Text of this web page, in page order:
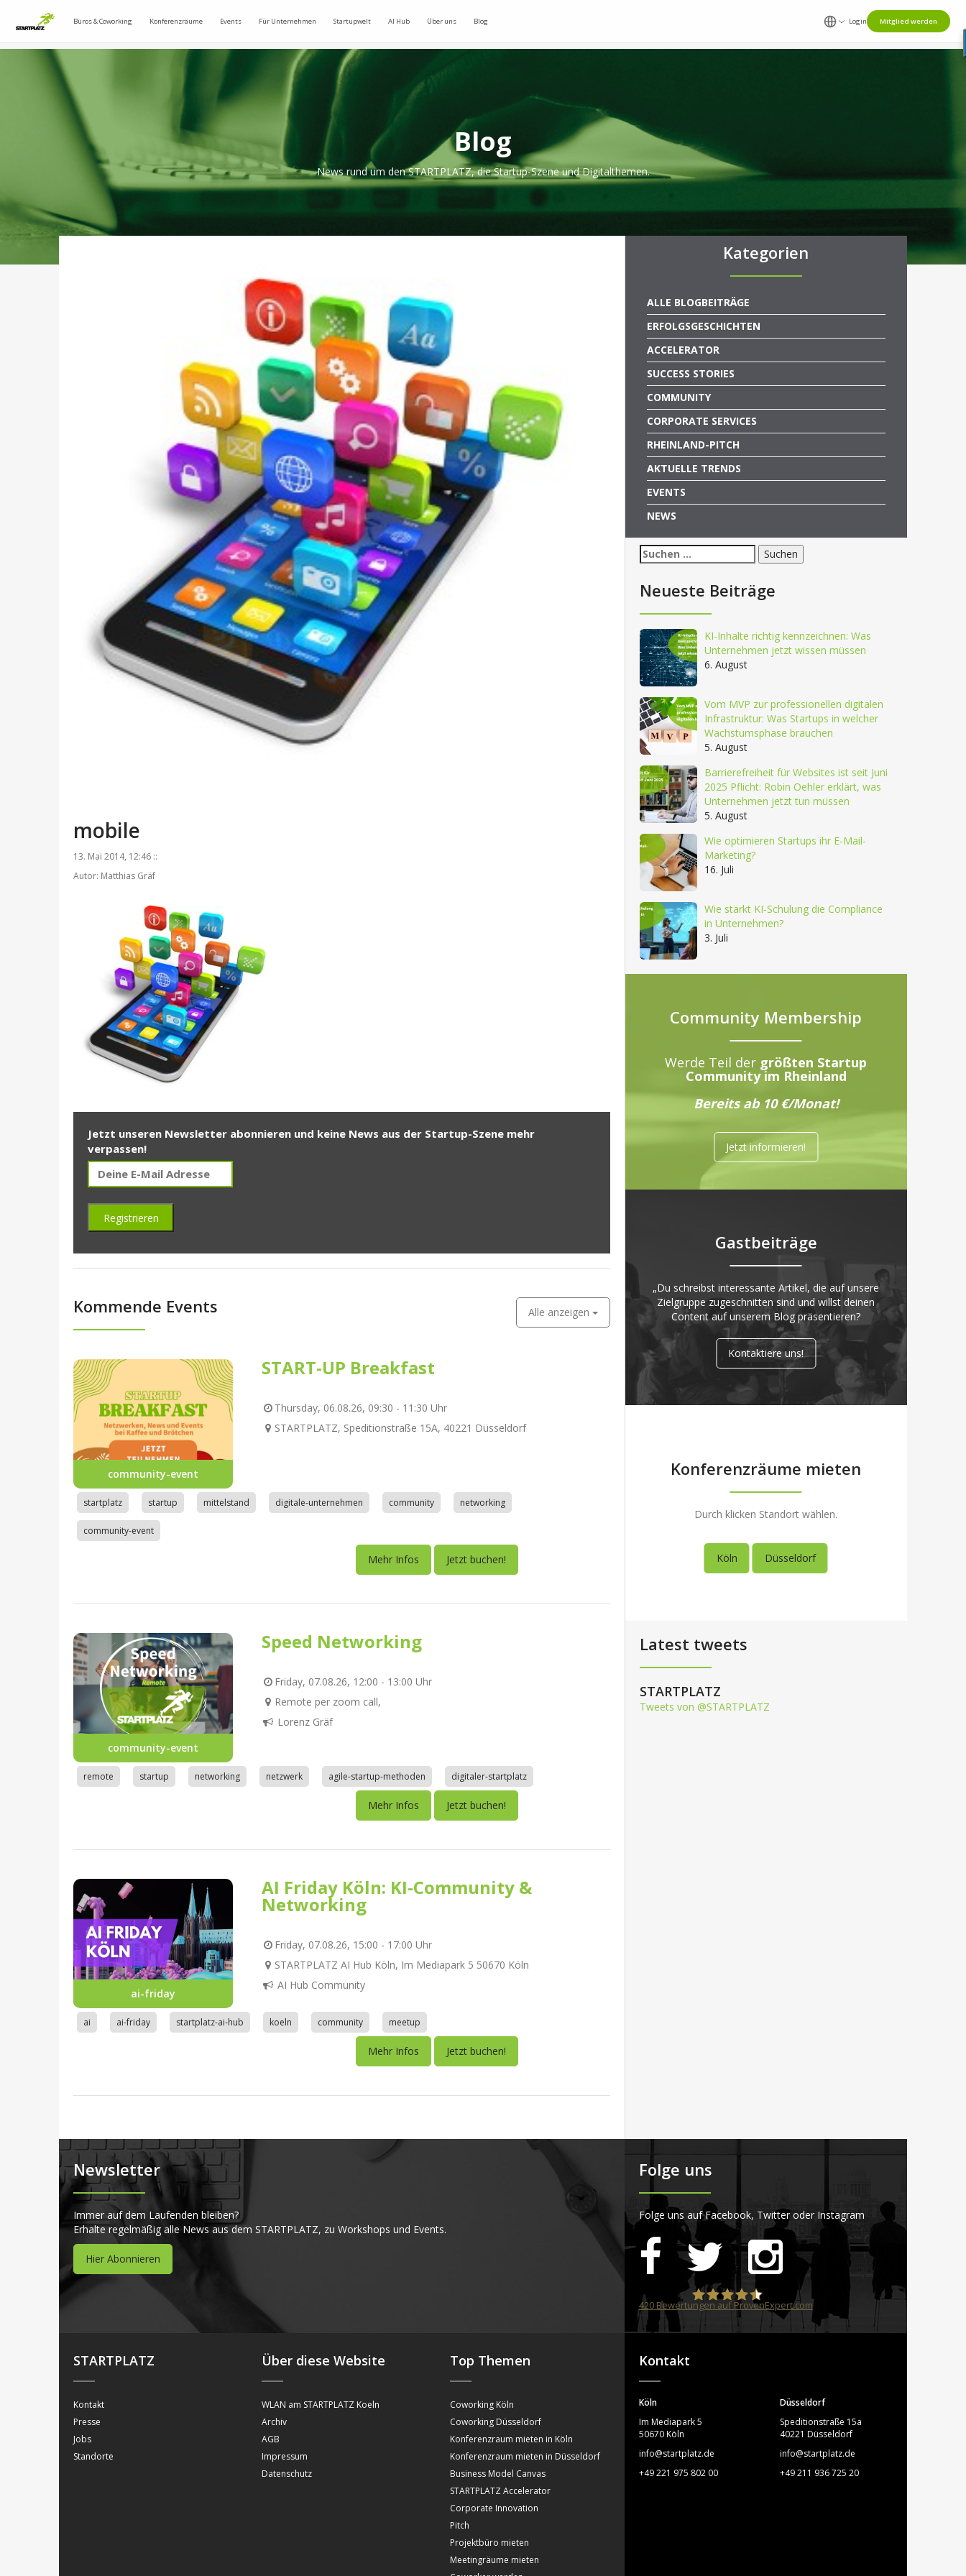
Büros & Coworking Konferenzräume Events Für Unternehmen Startupwelt AI Hub Über uns Blog Login Mitglied werden
Blog
News rund um den STARTPLATZ, die Startup-Szene und Digitalthemen.
mobile
13. Mai 2014, 12:46 ::
Autor: Matthias Gräf
Jetzt unseren Newsletter abonnieren und keine News aus der Startup-Szene mehr
verpassen!
Kommende Events Alle anzeigen
community-event
START-UP Breakfast
Thursday, 06.08.26, 09:30 - 11:30 Uhr
STARTPLATZ, Speditionstraße 15A, 40221 Düsseldorf
startplatz startup mittelstand digitale-unternehmen community networking
community-event
Mehr Infos Jetzt buchen!
community-event
Speed Networking
Friday, 07.08.26, 12:00 - 13:00 Uhr
Remote per zoom call,
Lorenz Gräf
remote startup networking netzwerk agile-startup-methoden digitaler-startplatz
Mehr Infos Jetzt buchen!
ai-friday
AI Friday Köln: KI-Community &
Networking
Friday, 07.08.26, 15:00 - 17:00 Uhr
STARTPLATZ AI Hub Köln, Im Mediapark 5 50670 Köln
AI Hub Community
ai ai-friday startplatz-ai-hub koeln community meetup
Mehr Infos Jetzt buchen!
Kategorien
ALLE BLOGBEITRÄGE
ERFOLGSGESCHICHTEN
ACCELERATOR
SUCCESS STORIES
COMMUNITY
CORPORATE SERVICES
RHEINLAND-PITCH
AKTUELLE TRENDS
EVENTS
NEWS
Suchen
nach:
Neueste Beiträge
KI-Inhalte richtig kennzeichnen: Was
Unternehmen jetzt wissen müssen
6. August
Vom MVP zur professionellen digitalen
Infrastruktur: Was Startups in welcher
Wachstumsphase brauchen
5. August
Barrierefreiheit für Websites ist seit Juni
2025 Pflicht: Robin Oehler erklärt, was
Unternehmen jetzt tun müssen
5. August
Wie optimieren Startups ihr E-Mail-
Marketing?
16. Juli
Wie stärkt KI-Schulung die Compliance
in Unternehmen?
3. Juli
Community Membership
Werde Teil der größten Startup
Community im Rheinland
Bereits ab 10 €/Monat!
Jetzt informieren!
Gastbeiträge
„Du schreibst interessante Artikel, die auf unsere
Zielgruppe zugeschnitten sind und willst deinen
Content auf unserem Blog präsentieren?
Kontaktiere uns!
Konferenzräume mieten
Durch klicken Standort wählen.
Köln Düsseldorf
Latest tweets
STARTPLATZ
Tweets von @STARTPLATZ
Newsletter
Immer auf dem Laufenden bleiben?
Erhalte regelmäßig alle News aus dem STARTPLATZ, zu Workshops und Events.
Hier Abonnieren
Folge uns
Folge uns auf Facebook, Twitter oder Instagram
STARTPLATZ
420Bewertungen auf ProvenExpert.com
STARTPLATZ
Kontakt
Presse
Jobs
Standorte
Über diese Website
WLAN am STARTPLATZ Koeln
Archiv
AGB
Impressum
Datenschutz
Top Themen
Coworking Köln
Coworking Düsseldorf
Konferenzraum mieten in Köln
Konferenzraum mieten in Düsseldorf
Business Model Canvas
STARTPLATZ Accelerator
Corporate Innovation
Pitch
Projektbüro mieten
Meetingräume mieten
Kontakt
Köln
Im Mediapark 5
50670 Köln
info@startplatz.de
+49 221 975 802 00
Düsseldorf
Speditionstraße 15a
40221 Düsseldorf
info@startplatz.de
+49 211 936 725 20